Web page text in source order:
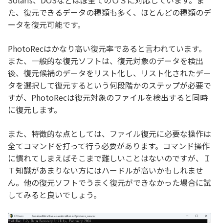
た、復元できるデータの種類も多く、ほとんどの種類のデ
ータを復元可能です。
PhotoRecはかなり高い復元率であると言われています。
また、一般的な復元ソフトは、復元対象のデータを検出
後、復元候補のデータをリスト化し、リスト化されたデー
タを選択して復元するという何段階かのステップが必要で
すが、PhotoRecは復元対象のファイルを検出すると同時
に復元します。
また、特徴的な点としては、ファイル復元に必要な操作は
全てコマンドを打って行う必要があります。コマンド操作
に慣れてしまえばそこまで難しいことはないのですが、Ｉ
Ｔ知識があまりない方にはハードルが高いかもしれませ
ん。他の復元ソフトでうまく復元ができなかった場合に試
してみると良いでしょう。